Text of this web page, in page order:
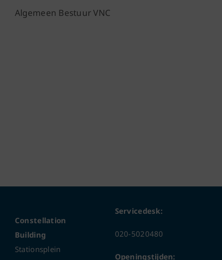
Algemeen Bestuur VNC
Constellation
Building
Stationsplein
Servicedesk:
020-5020480
Openingstijden: